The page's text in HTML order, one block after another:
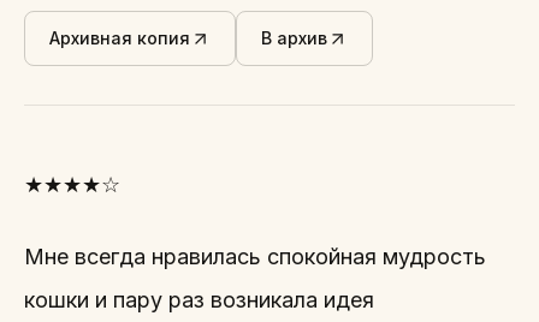
Архивная копия В архив
★★★★☆
Мне всегда нравилась спокойная мудрость
кошки и пару раз возникала идея